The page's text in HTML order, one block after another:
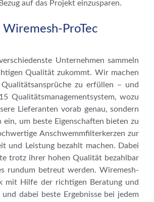
auf das Projekt einzusparen.
ProTec
Unternehmen sammeln
Qualität zukommt. Wir machen
zu erfüllen – und
Qualitätsmanagementsystem, wozu
Lieferanten vorab genau, sondern
um beste Eigenschaften bieten zu
Anschwemmfilterkerzen zur
und Leistung bezahlt machen. Dabei
trotz ihrer hohen Qualität bezahlbar
rundum betreut werden. Wiremesh-
mit Hilfe der richtigen Beratung und
dabei beste Ergebnisse bei jedem